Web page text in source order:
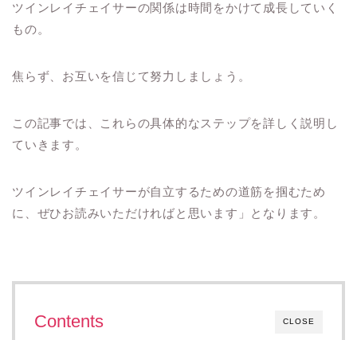
ツインレイチェイサーの関係は時間をかけて成長していく
もの。
焦らず、お互いを信じて努力しましょう。
この記事では、これらの具体的なステップを詳しく説明し
ていきます。
ツインレイチェイサーが自立するための道筋を掴むため
に、ぜひお読みいただければと思います」となります。
CLOSE
Contents